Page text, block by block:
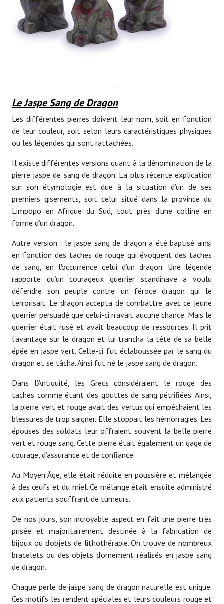
Le Jaspe Sang de Dragon
Les différentes pierres doivent leur nom, soit en fonction
de leur couleur, soit selon leurs caractéristiques physiques
ou les légendes qui sont rattachées.
Il existe différentes versions quant à la dénomination de la
pierre jaspe de sang de dragon. La plus récente explication
sur son étymologie est due à la situation d’un de ses
premiers gisements, soit celui situé dans la province du
Limpopo en Afrique du Sud, tout près d’une colline en
forme d’un dragon.
Autre version : le jaspe sang de dragon a été baptisé ainsi
en fonction des taches de rouge qui évoquent des taches
de sang, en l'occurrence celui d’un dragon. Une légende
rapporte qu’un courageux guerrier scandinave a voulu
défendre son peuple contre un féroce dragon qui le
terrorisait. Le dragon accepta de combattre avec ce jeune
guerrier persuadé que celui-ci n’avait aucune chance. Mais le
guerrier était rusé et avait beaucoup de ressources. Il prit
l'avantage sur le dragon et lui trancha la tête de sa belle
épée en jaspe vert. Celle-ci fut éclaboussée par le sang du
dragon et se tâcha. Ainsi fut né le jaspe sang de dragon.
Dans l’Antiquité, les Grecs considéraient le rouge des
taches comme étant des gouttes de sang pétrifiées. Ainsi,
la pierre vert et rouge avait des vertus qui empêchaient les
blessures de trop saigner. Elle stoppait les hémorragies. Les
épouses des soldats leur offraient souvent la belle pierre
vert et rouge sang. Cette pierre était également un gage de
courage, d’assurance et de confiance.
Au Moyen Âge, elle était réduite en poussière et mélangée
à des œufs et du miel. Ce mélange était ensuite administré
aux patients souffrant de tumeurs.
De nos jours, son incroyable aspect en fait une pierre très
prisée et majoritairement destinée à la fabrication de
bijoux ou d’objets de lithothérapie. On trouve de nombreux
bracelets ou des objets d’ornement réalisés en jaspe sang
de dragon.
Chaque perle de jaspe sang de dragon naturelle est unique.
Ces motifs les rendent spéciales et leurs couleurs rouge et